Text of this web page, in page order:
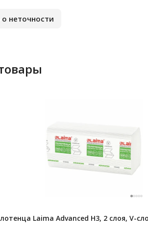
неточности
Laima Advanced H3, 2 слоя, V-